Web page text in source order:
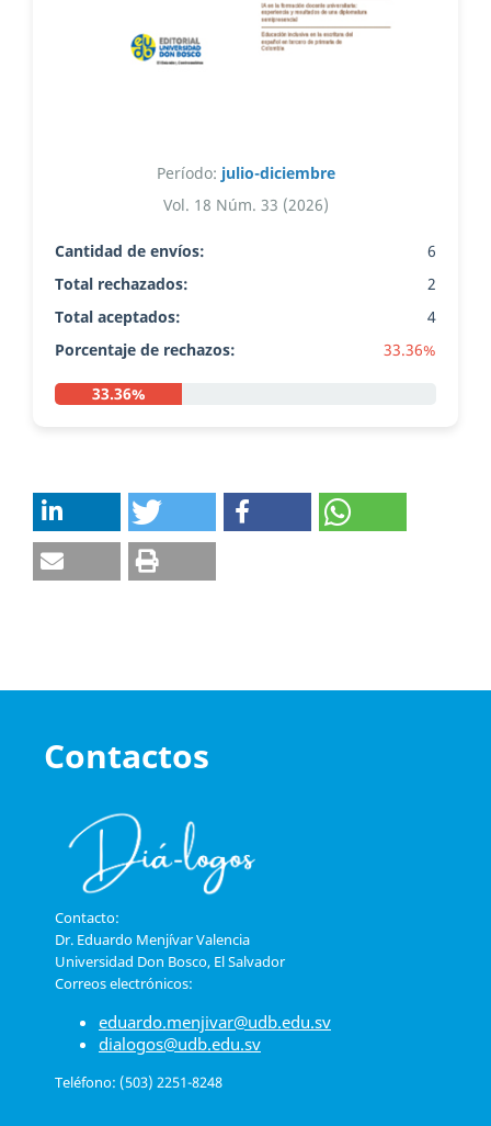
Período: julio-diciembre
Vol. 18 Núm. 33 (2026)
Cantidad de envíos:
6
Total rechazados:
2
Total aceptados:
4
Porcentaje de rechazos:
33.36%
33.36%
Contactos
Contacto:
Dr. Eduardo Menjívar Valencia
Universidad Don Bosco, El Salvador
Correos electrónicos:
eduardo.menjivar@udb.edu.sv
dialogos@udb.edu.sv
Teléfono: (503) 2251-8248